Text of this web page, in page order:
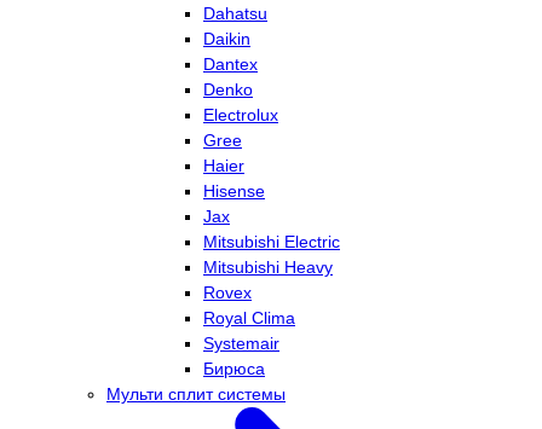
Dahatsu
Daikin
Dantex
Denko
Electrolux
Gree
Haier
Hisense
Jax
Mitsubishi Electric
Mitsubishi Heavy
Rovex
Royal Clima
Systemair
Бирюса
Мульти сплит системы